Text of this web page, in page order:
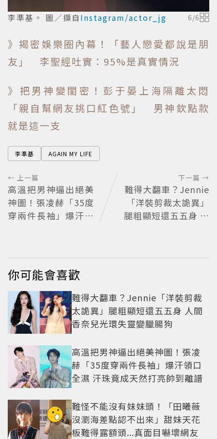
李準基。 圖／擷自 Instagram/actor_jg 6/6
》揭密娛樂圈內幕！「藝人戀愛都說是朋
友」 李聖經吐實：95%是真實情況
》把男神變閨密！彭于晏上海隔離太悶
「親自幫網友挑口紅色號」 男神欽點款
就是這一支
李準基 AGAIN MY LIFE
← 上一篇
高溫把男神逼出絕美
神圖！張凌赫「35度
穿兩件長袖」爆汗領
下一篇 →
難得大翻車？Jennie
「洋裝剪裁太詭異」
腿粗顯短還五五身 人
你可能會喜歡
難得大翻車？Jennie「洋裝剪裁
太詭異」腿粗顯短還五五身 人間
香奈兒光環失靈變臘腸狗
高溫把男神逼出絕美神圖！張凌
赫「35度穿兩件長袖」爆汗領口
全濕 汗珠竟成天然打亮帥到離譜
難怪不能沒有妹妹頭！「田曦薇
沒瀏海差點認不出來」甜妹天花
板難得露額頭...真面目嚇壞網友